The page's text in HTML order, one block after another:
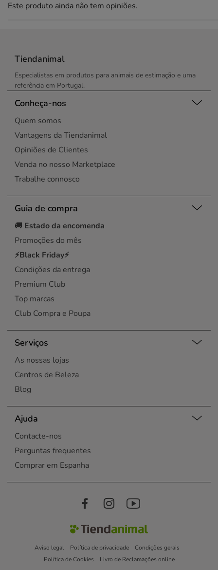
Este produto ainda não tem opiniões.
Tiendanimal
Especialistas em produtos para animais de estimação e uma
referência em Portugal.
Conheça-nos
Quem somos
Vantagens da Tiendanimal
Opiniões de Clientes
Venda no nosso Marketplace
Trabalhe connosco
Guia de compra
🚚 Estado da encomenda
Promoções do mês
⚡Black Friday⚡
Condições da entrega
Premium Club
Top marcas
Club Compra e Poupa
Serviços
As nossas lojas
Centros de Beleza
Blog
Ajuda
Contacte-nos
Perguntas frequentes
Comprar em Espanha
Aviso legal Política de privacidade
Condições gerais
Política de Cookies
Livro de Reclamações online